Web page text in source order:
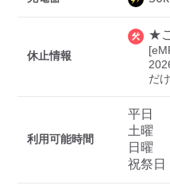
三菱ディーラーを表示
休止情報
★
だ
利用可能時間
平日
土曜
日曜
祝祭日